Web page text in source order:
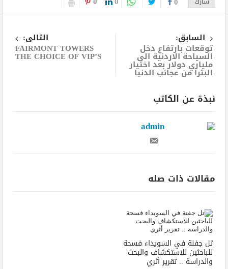
السابق:
توقعات بارتفاع دخل
السياحة الاردنية الى
ملياري دولار بعد اختيار
البترا من عجائب الدنيا
التالى:
FAIRMONT TOWERS
THE CHOICE OF VIP’S
نبذة عن الكاتب
admin
مقالات ذات صله
تل جفنة في السويداء فسحة
للباحثين للاستكشاف والبحث
والدراسة .. تقرير أثري